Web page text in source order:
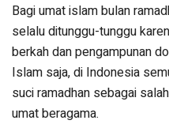
Bagi umat islam bulan
selalu ditunggu-tunggu
berkah dan pengampunan
Islam saja, di Indonesia
suci ramadhan sebagai
umat beragama.